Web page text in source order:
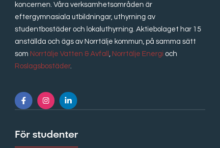
koncernen. Våra verksamhetsområden är
eftergymnasiala utbildningar, uthyrning av
studentbostäder och lokaluthyrning. Aktiebolaget har 15
anställda och ägs av Norrtälje kommun, på samma sätt
som Norrtälje Vatten & Avfall Norrtälje Energi och
Roslagsbostäder.
För studenter